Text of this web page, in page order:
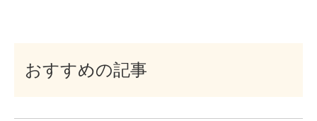
おすすめの記事